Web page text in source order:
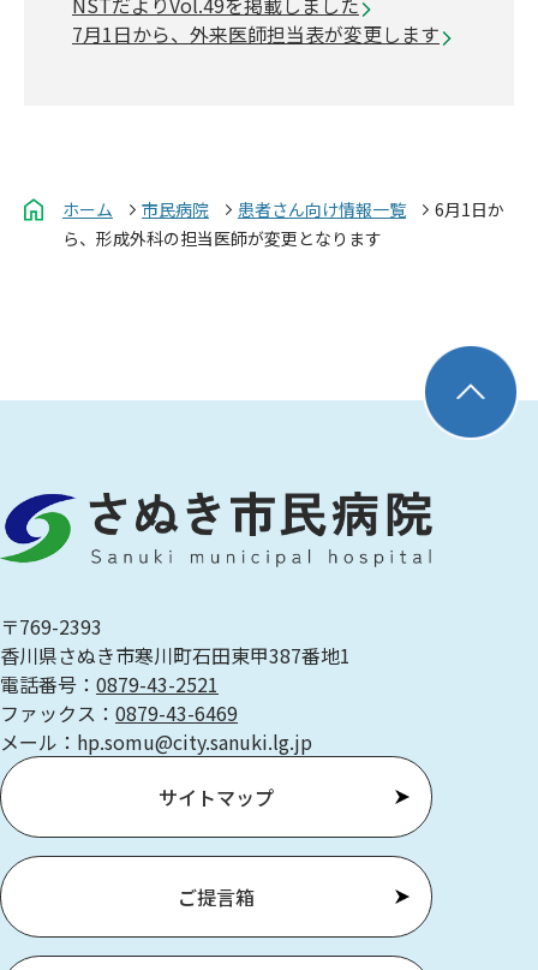
7月1日から、外来医師担当表が変更します
ホーム 市民病院 患者さん向け情報一覧
6月1日か
ら、形成外科の担当医師が変更となります
〒769-2393
香川県さぬき市寒川町石田東甲387番地1
電話番号： 0879-43-2521
ファックス： 0879-43-6469
メール：hp.somu@city.sanuki.lg.jp
サイトマップ
ご提言箱